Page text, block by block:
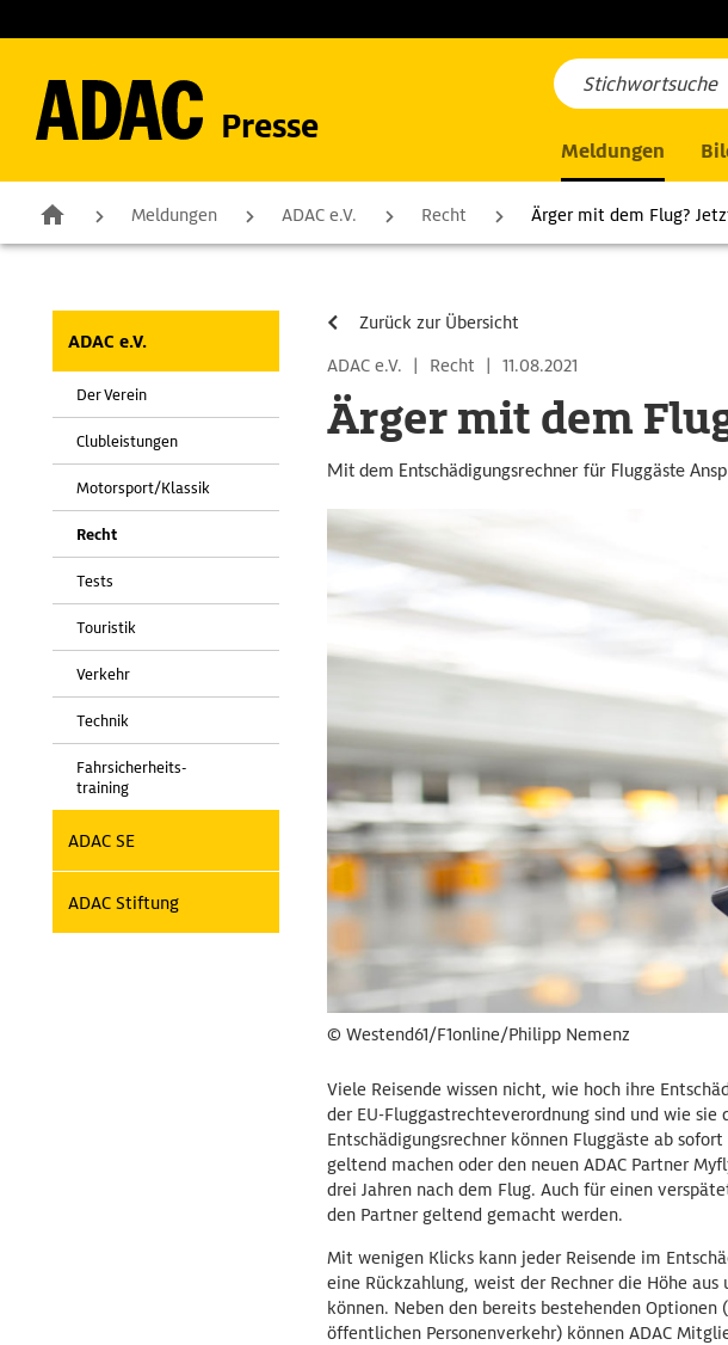
Presse
Meldungen
Meldungen ADAC e.V. Recht Ärger mit dem Flug?
ADAC e.V.
Der Verein
Clubleistungen
Motorsport/Klassik
Recht
Tests
Touristik
Verkehr
Technik
Fahrsicherheits-
training
ADAC SE
ADAC Stiftung
Zurück zur Übersicht
ADAC e.V.
| Recht | 11.08.2021
Ärger mit dem
Mit dem Entschädigungsrechner für Fluggäste
© Westend61/F1online/Philipp Nemenz
Viele Reisende wissen nicht, wie hoch ihre
der EU-Fluggastrechteverordnung sind und wie
Entschädigungsrechner können Fluggäste ab
geltend machen oder den neuen ADAC Partner
drei Jahren nach dem Flug. Auch für einen
den Partner geltend gemacht werden.
Mit wenigen Klicks kann jeder Reisende im
eine Rückzahlung, weist der Rechner die Höhe
können. Neben den bereits bestehenden
öffentlichen Personenverkehr) können ADAC